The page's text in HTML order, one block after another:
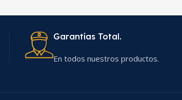
Garantías Total.
En todos nuestros productos.